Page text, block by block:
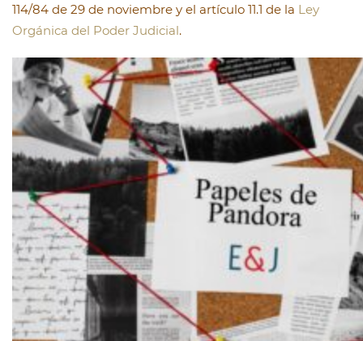
114/84 de 29 de noviembre y el artículo 11.1 de la Ley
Orgánica del Poder Judicial.